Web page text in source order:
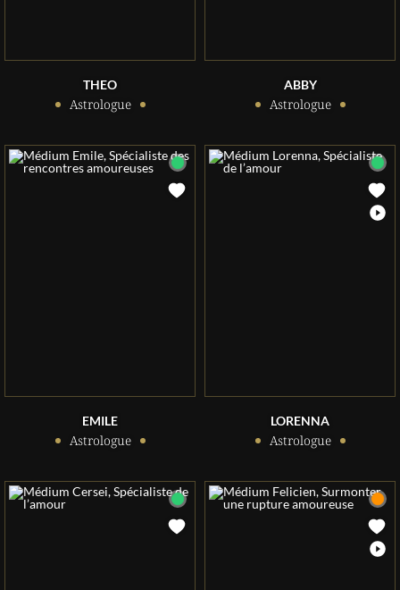
THEO
Astrologue
ABBY
Astrologue
EMILE
Astrologue
LORENNA
Astrologue